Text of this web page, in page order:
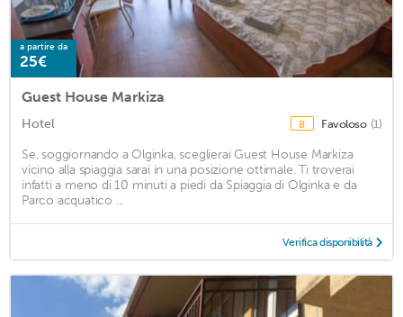
a partire da
25€
Guest House Markiza
Hotel 8 Favoloso (1)
Se, soggiornando a Olginka, sceglierai Guest House Markiza
vicino alla spiaggia sarai in una posizione ottimale. Ti troverai
infatti a meno di 10 minuti a piedi da Spiaggia di Olginka e da
Parco acquatico ...
Verifica disponibilità